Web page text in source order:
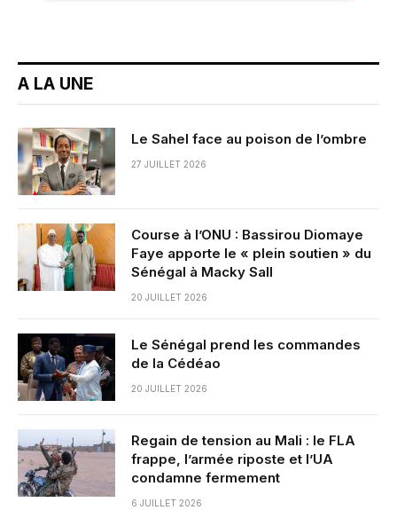
A LA UNE
Le Sahel face au poison de l’ombre
27 JUILLET 2026
Course à l’ONU : Bassirou Diomaye
Faye apporte le « plein soutien » du
Sénégal à Macky Sall
20 JUILLET 2026
Le Sénégal prend les commandes
de la Cédéao
20 JUILLET 2026
Regain de tension au Mali : le FLA
frappe, l’armée riposte et l’UA
condamne fermement
6 JUILLET 2026